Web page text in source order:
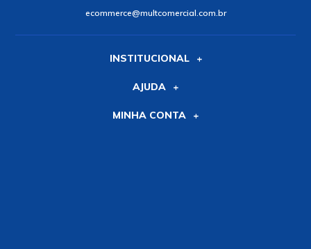
ecommerce@multcomercial.com.br
INSTITUCIONAL
AJUDA
MINHA CONTA